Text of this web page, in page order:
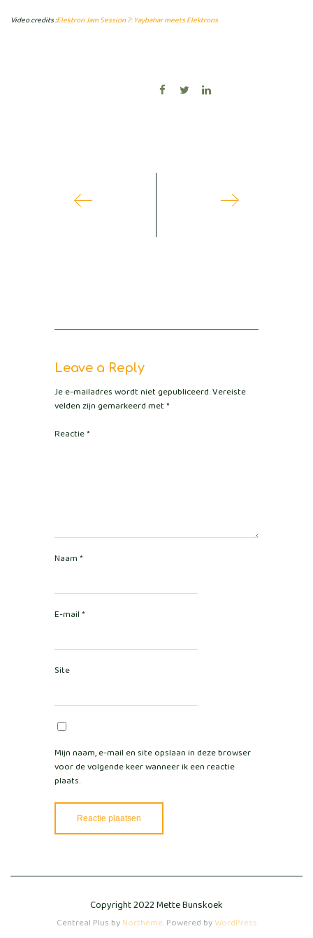
Video credits :Elektron Jam Session 7: Yaybahar meets Elektrons
1 2
Leave a Reply
Je e-mailadres wordt niet gepubliceerd.Vereiste
velden zijn gemarkeerd met*
Reactie*
Naam*
E-mail*
Site
Mijn naam, e-mail en site opslaan in deze browser
voor de volgende keer wanneer ik een reactie
plaats.
Copyright 2022 Mette Bunskoek
Centreal Plus byNortheme.Powered byWordPress